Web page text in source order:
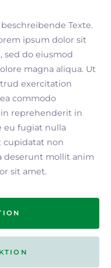
Texte.
ipsum dolor sit
sed do eiusmod
magna aliqua. Ut
exercitation
commodo
reprehenderit in
eu fugiat nulla
cupidatat non
deserunt mollit anim
sit amet.